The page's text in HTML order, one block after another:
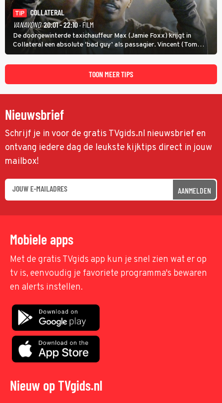
TIP
COLLATERAL
VANAVOND 20:01 - 22:10· FILM
De doorgewinterde taxichauffeur Max (Jamie Foxx) krijgt in
Collateral een absolute ‘bad guy’ als passagier. Vincent (Tom
Cruise) heeft hem nodig om hem de stad door te loodsen om een
wel heel lugubere reden.
TOON MEER TIPS
Nieuwsbrief
Schrijf je in voor de gratis TVgids.nl nieuwsbrief en
ontvang iedere dag de leukste kijktips direct in jouw
mailbox!
AANMELDEN
Mobiele apps
Met de gratis TVgids app kun je snel zien wat er op
tv is, eenvoudig je favoriete programma's bewaren
en alerts instellen.
Nieuw op TVgids.nl